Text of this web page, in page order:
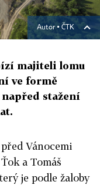
Autor ▪ ČTK
majiteli lomu
ve formě
stažení
Vánocemi
a Tomáš
je podle žaloby